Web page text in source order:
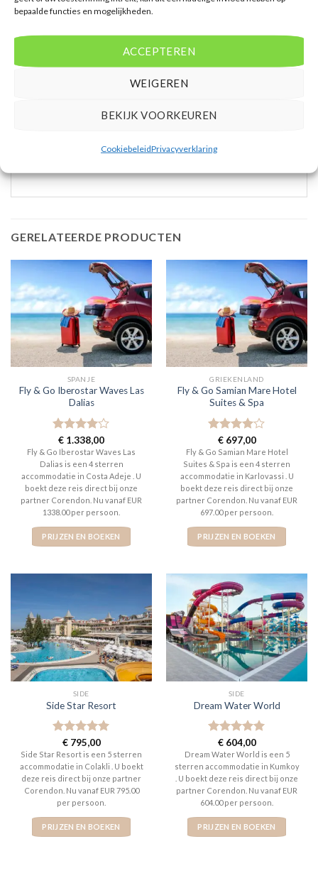
bepaalde functies en mogelijkheden.
ACCEPTEREN
WEIGEREN
BEKIJK VOORKEUREN
CookiebeleidPrivacyverklaring
tegen betaling * Bij aankomst gevuld met frisdrank
Vertrek vanaf EIN
GERELATEERDE PRODUCTEN
SPANJE
Fly & Go Iberostar Waves Las
Dalias
Gewaardeerd
4 uit 5
€ 1.338,00
Fly & Go Iberostar Waves Las
Dalias is een 4 sterren
accommodatie in Costa Adeje . U
boekt deze reis direct bij onze
partner Corendon. Nu vanaf EUR
1338.00 per persoon.
PRIJZEN EN BOEKEN
GRIEKENLAND
Fly & Go Samian Mare Hotel
Suites & Spa
Gewaardeerd
4uit 5
€697,00
Fly & Go Samian Mare Hotel
Suites & Spa is een 4 sterren
accommodatie in Karlovassi . U
boekt deze reis direct bij onze
partner Corendon. Nu vanaf EUR
697.00 per persoon.
PRIJZEN EN BOEKEN
SIDE
Side Star Resort
Gewaardeerd
5uit 5
€795,00
Side Star Resort is een 5 sterren
accommodatie in Colakli . U boekt
deze reis direct bij onze partner
Corendon. Nu vanaf EUR 795.00
per persoon.
PRIJZEN EN BOEKEN
SIDE
Dream Water World
Gewaardeerd
5uit 5
€604,00
Dream Water World is een 5
sterren accommodatie in Kumkoy
. U boekt deze reis direct bij onze
partner Corendon. Nu vanaf EUR
604.00 per persoon.
PRIJZEN EN BOEKEN